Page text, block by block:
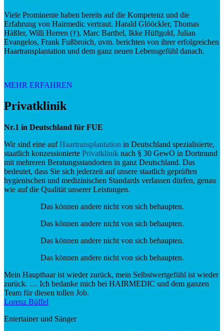
Viele Prominente haben bereits auf die Kompetenz und die
Erfahrung von Hairmedic vertraut. Harald Glööckler, Thomas
Häßler, Willi Herren (†), Marc Barthel, Ikke Hüftgold, Julian
Evangelos, Frank Fußbroich, uvm. berichten von ihrer erfolgreichen
Haartransplantation und dem ganz neuen Lebensgefühl danach.
MEHR ERFAHREN
Privatklinik
Nr.1 in Deutschland für FUE
Wir sind eine aufHaartransplantation in Deutschland spezialisierte,
staatlich konzessionierte Privatklinik nach § 30 GewO in Dortmund
mit mehreren Beratungsstandorten in ganz Deutschland. Das
bedeutet, dass Sie sich jederzeit auf unsere staatlich geprüften
hygienischen und medizinischen Standards verlassen dürfen, genau
wie auf die Qualität unserer Leistungen.
Das können andere nicht von sich behaupten.
Das können andere nicht von sich behaupten.
Das können andere nicht von sich behaupten.
Das können andere nicht von sich behaupten.
Mein Haupthaar ist wieder zurück, mein Selbstwertgefühl ist wieder
zurück. … Ich bedanke mich bei HAIRMEDIC und dem ganzen
Team für diesen tollen Job.
Lorenz Büffel
Entertainer und Sänger